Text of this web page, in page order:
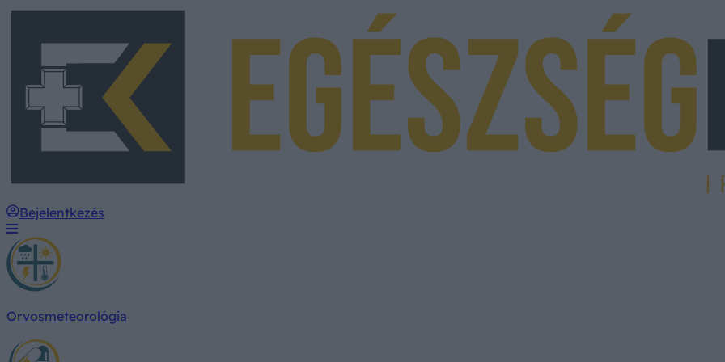
Bejelentkezés
Orvosmeteorológia